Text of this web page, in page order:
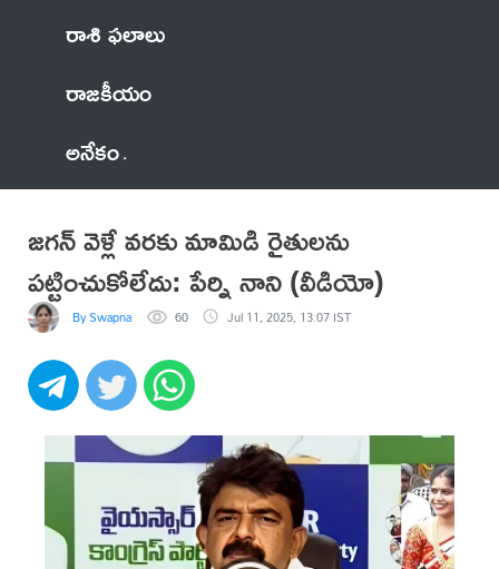
రాశి ఫలాలు
రాజకీయం
అనేకం
జగన్‌ వెళ్లే వరకు మామిడి రైతులను
పట్టించుకోలేదు: పేర్ని నాని (వీడియో)
By Swapna 60 Jul 11, 2025, 13:07 IST